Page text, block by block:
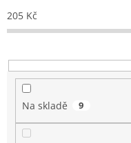
o
d
k
t
205 Kč
Na skladě 9